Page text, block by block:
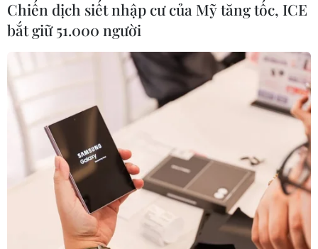
nhan sắc khác biệt với dấu ấn công
nghệ
Nhịp điệu Samulnori vang
dội, Áo dài - Hanbok 'khoe sắc' bên
sông Hàn
07/08/2026 04:39
Để di sản ướp trà sen Quảng An luôn
song hành cùng nhịp sống đương
Chiến dịch siết nhập cư của Mỹ tăng tốc, ICE
bắt giữ 51.000 người